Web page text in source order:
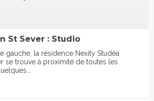
St Sever : Studio
gauche, la résidence Nexity Studéa
se trouve à proximité de toutes les